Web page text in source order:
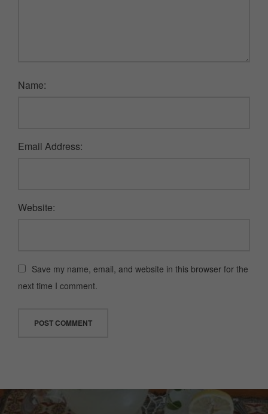
Name:
Email Address:
Website:
Save my name, email, and website in this browser for the
next time I comment.